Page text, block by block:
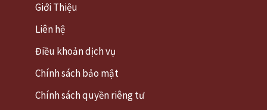
Giới Thiệu
Liên hệ
Điều khoản dịch vụ
Chính sách bảo mật
Chính sách quyền riêng tư